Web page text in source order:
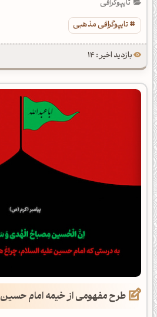
تایپوگرافی
تایپوگرافی مذهبی
بازدید اخیر : 14
طرح مفهومی از خیمه امام حسین